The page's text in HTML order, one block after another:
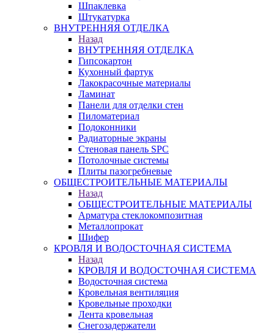
Шпаклевка
Штукатурка
ВНУТРЕННЯЯ ОТДЕЛКА
Назад
ВНУТРЕННЯЯ ОТДЕЛКА
Гипсокартон
Кухонный фартук
Лакокрасочные материалы
Ламинат
Панели для отделки стен
Пиломатериал
Подоконники
Радиаторные экраны
Стеновая панель SPC
Потолочные системы
Плиты пазогребневые
ОБЩЕСТРОИТЕЛЬНЫЕ МАТЕРИАЛЫ
Назад
ОБЩЕСТРОИТЕЛЬНЫЕ МАТЕРИАЛЫ
Арматура стеклокомпозитная
Металлопрокат
Шифер
КРОВЛЯ И ВОДОСТОЧНАЯ СИСТЕМА
Назад
КРОВЛЯ И ВОДОСТОЧНАЯ СИСТЕМА
Водосточная система
Кровельная вентиляция
Кровельные проходки
Лента кровельная
Снегозадержатели